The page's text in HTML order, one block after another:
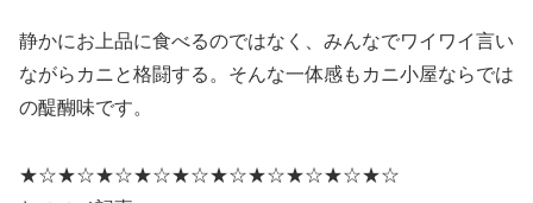
静かにお上品に食べるのではなく、みんなでワイワイ言い
ながらカニと格闘する。そんな一体感もカニ小屋ならでは
の醍醐味です。
★☆★☆★☆★☆★☆★☆★☆★☆★☆★☆